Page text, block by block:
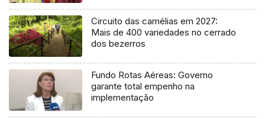
Circuito das camélias em 2027:
Mais de 400 variedades no cerrado
dos bezerros
Fundo Rotas Aéreas: Governo
garante total empenho na
implementação